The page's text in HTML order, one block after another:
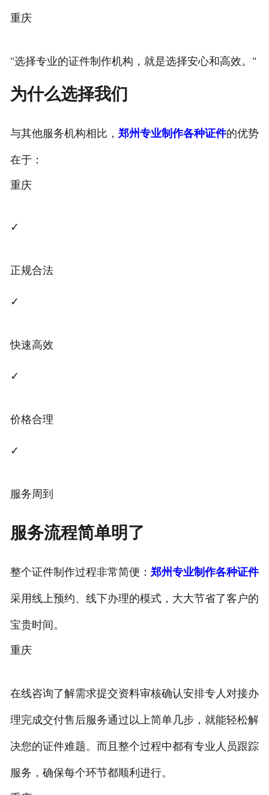
重庆
"选择专业的证件制作机构，就是选择安心和高效。"
为什么选择我们
与其他服务机构相比， 郑州专业制作各种证件的优势
在于：
重庆
✓
正规合法
✓
快速高效
✓
价格合理
✓
服务周到
服务流程简单明了
整个证件制作过程非常简便： 郑州专业制作各种证件
采用线上预约、线下办理的模式，大大节省了客户的
宝贵时间。
重庆
在线咨询了解需求提交资料审核确认安排专人对接办
理完成交付售后服务通过以上简单几步，就能轻松解
决您的证件难题。而且整个过程中都有专业人员跟踪
服务，确保每个环节都顺利进行。